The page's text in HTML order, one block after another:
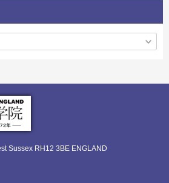
Sussex RH12 3BE ENGLAND